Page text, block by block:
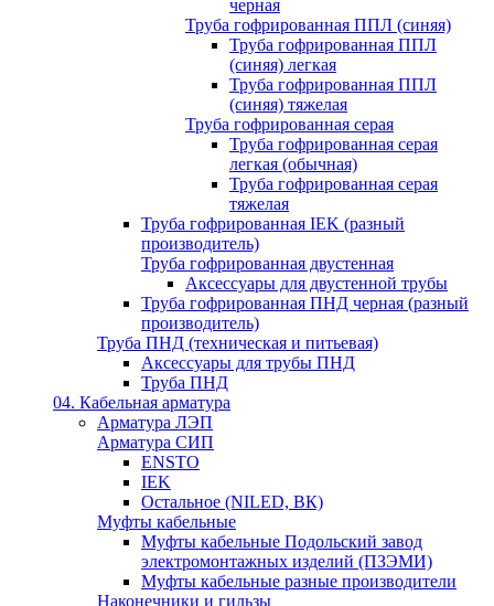
черная
Труба гофрированная ППЛ (синяя)
Труба гофрированная ППЛ
(синяя) легкая
Труба гофрированная ППЛ
(синяя) тяжелая
Труба гофрированная серая
Труба гофрированная серая
легкая (обычная)
Труба гофрированная серая
тяжелая
Труба гофрированная IEK (разный
производитель)
Труба гофрированная двустенная
Аксессуары для двустенной трубы
Труба гофрированная ПНД черная (разный
производитель)
Труба ПНД (техническая и питьевая)
Аксессуары для трубы ПНД
Труба ПНД
04. Кабельная арматура
Арматура ЛЭП
Арматура СИП
ENSTO
IEK
Остальное (NILED, ВК)
Муфты кабельные
Муфты кабельные Подольский завод
электромонтажных изделий (ПЗЭМИ)
Муфты кабельные разные производители
Наконечники и гильзы